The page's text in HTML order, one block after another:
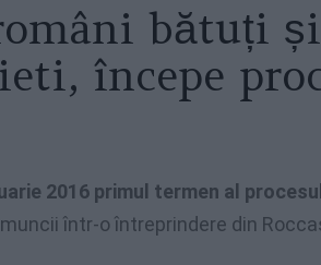
bătuți
începe
2016 primul termen al
într-o întreprindere din